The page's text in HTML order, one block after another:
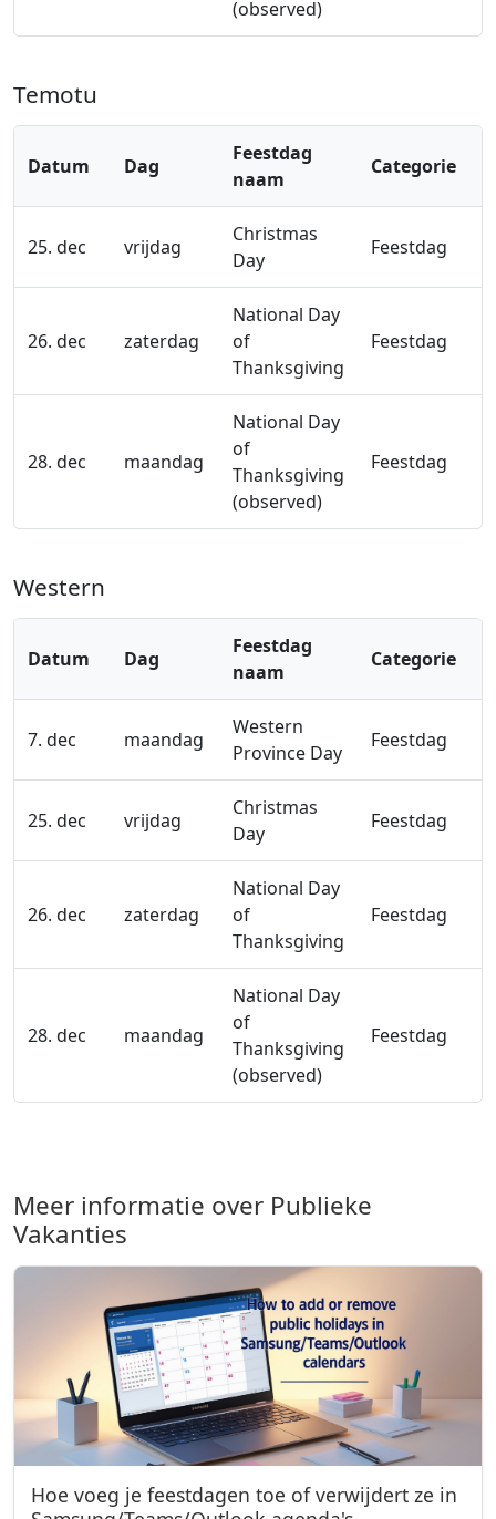
(observed)
Temotu
Datum Dag
Feestdag
naam
Categorie
25. dec vrijdag
Christmas
Day
Feestdag
26. dec zaterdag
National Day
of
Thanksgiving
Feestdag
28. dec maandag
National Day
of
Thanksgiving
(observed)
Feestdag
Western
Datum Dag
Feestdag
naam
Categorie
7. dec maandag
Western
Province Day
Feestdag
25. dec vrijdag
Christmas
Day
Feestdag
26. dec zaterdag
National Day
of
Thanksgiving
Feestdag
28. dec maandag
National Day
of
Thanksgiving
(observed)
Feestdag
Meer informatie over Publieke
Vakanties
Hoe voeg je feestdagen toe of verwijdert ze in